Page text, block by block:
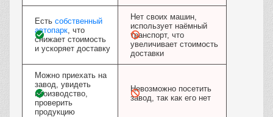
Есть собственный
автопарк , что
снижает стоимость
и ускоряет доставку
Нет своих машин,
использует наёмный
транспорт, что
увеличивает стоимость
доставки
Можно приехать на
завод, увидеть
производство,
проверить
продукцию
Невозможно посетить
завод, так как его нет